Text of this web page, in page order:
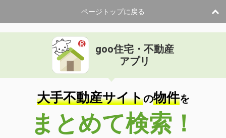
ページトップに戻る
goo住宅・不動産
アプリ
大手不動産サイトの物件を
まとめて検索！